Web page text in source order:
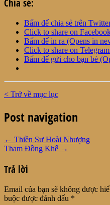
Chia sẻ:
Bấm để chia sẻ trên
Click to share on
Bấm để in ra (Opens in
Click to share on
Bấm để gửi cho bạn bè
< Trở về mục lục
Post navigation
← Thiền Sư Hoài Nhượng
Tham Đồng Khế →
Trả lời
Email của bạn sẽ không được
buộc được đánh dấu *